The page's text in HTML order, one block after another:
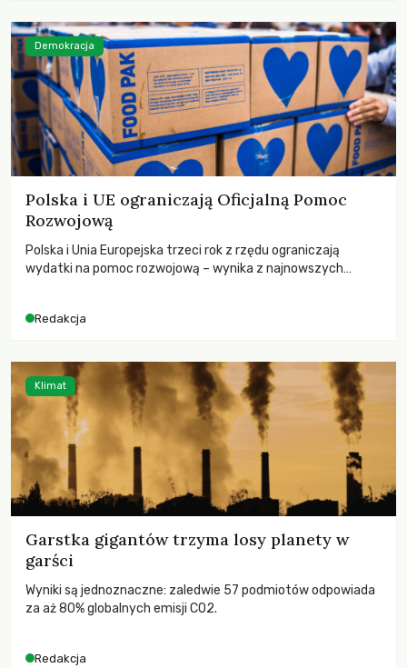
Polska i UE ograniczają Oficjalną Pomoc
Rozwojową
Polska i Unia Europejska trzeci rok z rzędu ograniczają
wydatki na pomoc rozwojową – wynika z najnowszych
odnotowano największe tąpnięcie ODA w historii. Jakie będą
kryzysami i ubóstwem?
Redakcja
Demokracja
Garstka gigantów trzyma losy planety w
garści
Wyniki są jednoznaczne: zaledwie 57 podmiotów odpowiada
za aż 80% globalnych emisji CO2.
Redakcja
Klimat